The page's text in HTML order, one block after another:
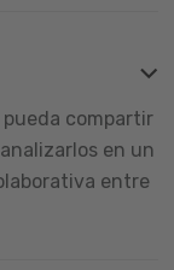
pueda compartir
en un
entre